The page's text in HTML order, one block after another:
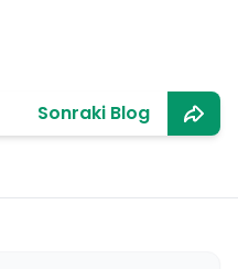
Sonraki Blog